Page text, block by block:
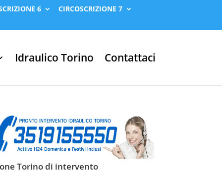
6
CIRCOSCRIZIONE 7
Idraulico Torino Contattaci
Torino di intervento